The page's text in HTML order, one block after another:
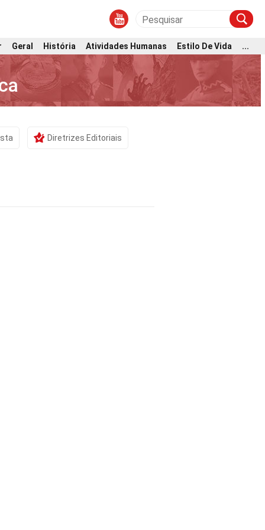
Geral História Atividades Humanas Estilo De Vida ...
Diretrizes Editoriais